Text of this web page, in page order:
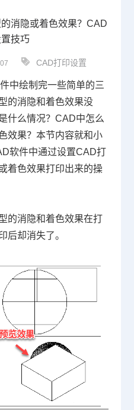
消隐或着色效果？CAD
技巧
CAD打印设置
中绘制完一些简单的三
的消隐和着色效果没
什么情况？ CAD中怎么
效果？本节内容就和小
软件中通过设置CAD打
着色效果打印出来的操
的消隐和着色效果在打
后却消失了。